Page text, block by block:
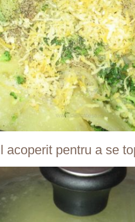
acoperit pentru a se